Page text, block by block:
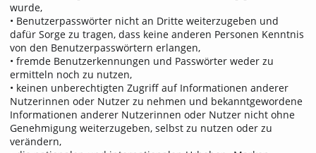
wurde,
• Benutzerpasswörter nicht an Dritte weiterzugeben und
dafür Sorge zu tragen, dass keine anderen Personen Kenntnis
von den Benutzerpasswörtern erlangen,
• fremde Benutzerkennungen und Passwörter weder zu
ermitteln noch zu nutzen,
• keinen unberechtigten Zugriff auf Informationen anderer
Nutzerinnen oder Nutzer zu nehmen und bekanntgewordene
Informationen anderer Nutzerinnen oder Nutzer nicht ohne
Genehmigung weiterzugeben, selbst zu nutzen oder zu
verändern,